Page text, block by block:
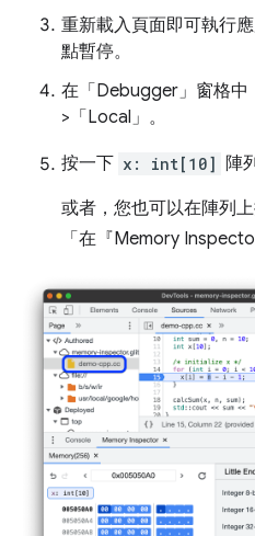
重新載入頁面即可執行
點暫停。
在「Debugger」 窗格中
>「Local」 。
按一下 x: int[10] 陣
或者，您也可以在陣列
「在『Memory